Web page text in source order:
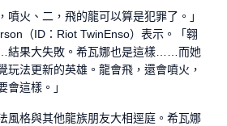
噴火、二，飛的龍可以算是犯罪了。」
（ID：Riot TwinEnso）表示。「翱
結果大失敗。希瓦娜也是這樣……而她
玩法更新的英雄。龍會飛，還會噴火，
會這樣。」
風格與其他龍族朋友大相逕庭。希瓦娜